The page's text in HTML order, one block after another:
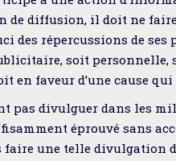
de diffusion, il doit ne
des répercussions de
soit personnelle,
en faveur d’une cause
pas divulguer dans les
éprouvé sans
faire une telle divulgation